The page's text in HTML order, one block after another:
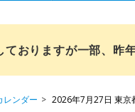
おりますが一部、昨
レンダー 2026年7月27日 東京